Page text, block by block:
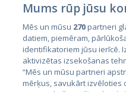
Valstis
Igaunija
Latvija
Mums rūp jūsu
Mēs un mūsu 270partneri
datiem, piemēram,
identifikatoriem jūsu ierīcē.
aktivizētas izsekošanas
“Mēs un mūsu partneri
mērķus, savukārt izvēloties